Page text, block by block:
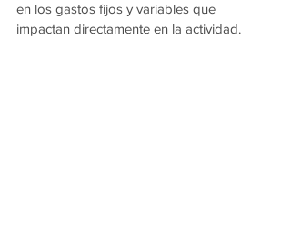
en los gastos fijos y variables que
impactan directamente en la actividad.